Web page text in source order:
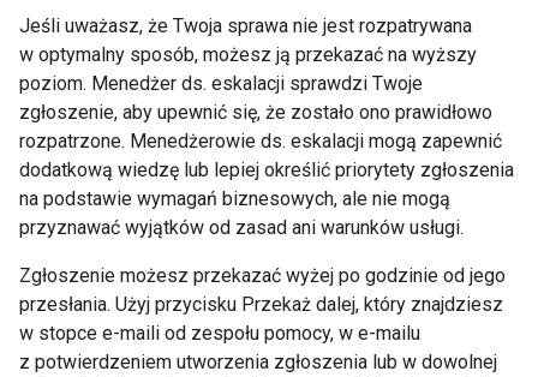
Jeśli uważasz, że Twoja sprawa nie jest rozpatrywana
w optymalny sposób, możesz ją przekazać na wyższy
poziom. Menedżer ds. eskalacji sprawdzi Twoje
zgłoszenie, aby upewnić się, że zostało ono prawidłowo
rozpatrzone. Menedżerowie ds. eskalacji mogą zapewnić
dodatkową wiedzę lub lepiej określić priorytety zgłoszenia
na podstawie wymagań biznesowych, ale nie mogą
przyznawać wyjątków od zasad ani warunków usługi.
Zgłoszenie możesz przekazać wyżej po godzinie od jego
przesłania. Użyj przycisku Przekaż dalej, który znajdziesz
w stopce e-maili od zespołu pomocy, w e-mailu
z potwierdzeniem utworzenia zgłoszenia lub w dowolnej